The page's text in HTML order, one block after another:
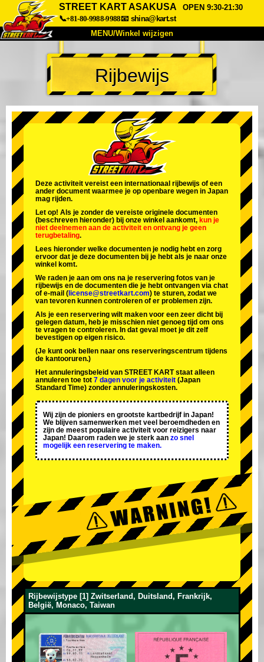
STREET KART ASAKUSA
OPEN 9:30-21:30
📞+81-80-9988-9988📧 shina@kart.st
MENU/Winkel wijzigen
TOP
Over Specificaties Prijzen
Bedrijf Boekingen
Winkel wijzigen
Tokyo Shinagawa
Tokyo Akihabara#2
Tokyo Shibuya Annex Tokyo Bay
Tokyo Asakusa Osaka
Okinawa
Rijbewijs
Deze activiteit vereist een internationaal rijbewijs of een
ander document waarmee je op openbare wegen in Japan
mag rijden.
Let op! Als je zonder de vereiste originele documenten
(beschreven hieronder) bij onze winkel aankomt, kun je
niet deelnemen aan de activiteit en ontvang je geen
terugbetaling.
Lees hieronder welke documenten je nodig hebt en zorg
ervoor dat je deze documenten bij je hebt als je naar onze
winkel komt.
We raden je aan om ons na je reservering fotos van je
rijbewijs en de documenten die je hebt ontvangen via chat
of e-mail ( license@streetkart.com) te sturen, zodat we
van tevoren kunnen controleren of er problemen zijn.
Als je een reservering wilt maken voor een zeer dicht bij
gelegen datum, heb je misschien niet genoeg tijd om ons
te vragen te controleren. In dat geval moet je dit zelf
bevestigen op eigen risico.
(Je kunt ook bellen naar ons reserveringscentrum tijdens
de kantooruren.)
Het annuleringsbeleid van STREET KART staat alleen
annuleren toe tot 7 dagen voor je activiteit (Japan
Standard Time) zonder annuleringskosten.
Wij zijn de pioniers en grootste kartbedrijf in Japan!
We blijven samenwerken met veel beroemdheden en
zijn de meest populaire activiteit voor reizigers naar
Japan! Daarom raden we je sterk aan zo snel
mogelijk een reservering te maken.
Rijbewijstype [1] Zwitserland, Duitsland, Frankrijk,
België, Monaco, Taiwan